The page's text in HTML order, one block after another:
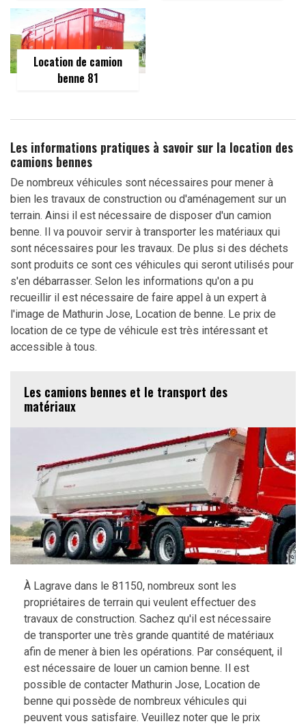
Location de camion
benne 81
Les informations pratiques à savoir sur la location des
camions bennes
De nombreux véhicules sont nécessaires pour mener à
bien les travaux de construction ou d'aménagement sur un
terrain. Ainsi il est nécessaire de disposer d'un camion
benne. Il va pouvoir servir à transporter les matériaux qui
sont nécessaires pour les travaux. De plus si des déchets
sont produits ce sont ces véhicules qui seront utilisés pour
s'en débarrasser. Selon les informations qu'on a pu
recueillir il est nécessaire de faire appel à un expert à
l'image de Mathurin Jose, Location de benne. Le prix de
location de ce type de véhicule est très intéressant et
accessible à tous.
Les camions bennes et le transport des
matériaux
À Lagrave dans le 81150, nombreux sont les
propriétaires de terrain qui veulent effectuer des
travaux de construction. Sachez qu'il est nécessaire
de transporter une très grande quantité de matériaux
afin de mener à bien les opérations. Par conséquent, il
est nécessaire de louer un camion benne. Il est
possible de contacter Mathurin Jose, Location de
benne qui possède de nombreux véhicules qui
peuvent vous satisfaire. Veuillez noter que le prix